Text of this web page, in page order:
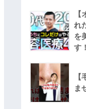
れ
を
す
ま